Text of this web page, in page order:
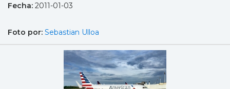
Fecha: 2011-01-03
Foto por: Sebastian Ulloa